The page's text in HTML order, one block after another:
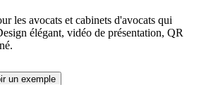
les avocats et cabinets d'avocats qui
élégant, vidéo de présentation, QR
un exemple